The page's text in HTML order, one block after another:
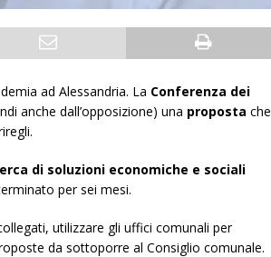
ad Alessandria. La Conferenza dei
anche dall’opposizione) una proposta che
di soluzioni economiche e sociali
per sei mesi.
utilizzare gli uffici comunali per
da sottoporre al Consiglio comunale.